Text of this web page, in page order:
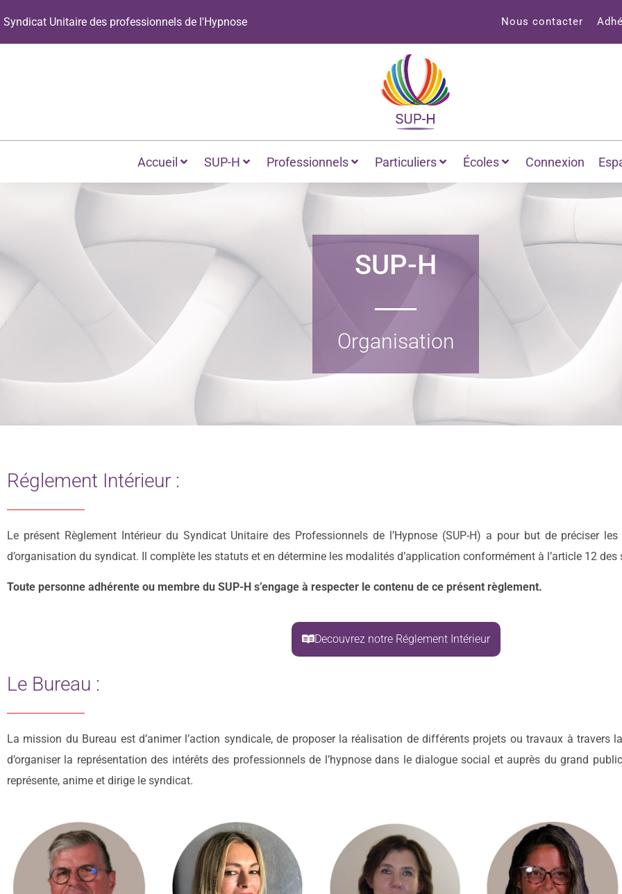
Syndicat Unitaire des professionnels de l'Hypnose Nous contacter
Accueil SUP-H Professionnels Particuliers Écoles Connexion
SUP-H
Organisation
Réglement Intérieur :
Le présent Règlement Intérieur du Syndicat Unitaire des Professionnels de l’Hypnose (SUP-H) a pour but de préciser
d’organisation du syndicat. Il complète les statuts et en détermine les modalités d’application conformément à l’article 12 des
Toute personne adhérente ou membre du SUP-H s’engage à respecter le contenu de ce présent règlement.
Decouvrez notre Réglement Intérieur
Le Bureau :
La mission du Bureau est d’animer l’action syndicale, de proposer la réalisation de différents projets ou travaux à travers
d’organiser la représentation des intérêts des professionnels de l’hypnose dans le dialogue social et auprès du grand
représente, anime et dirige le syndicat.